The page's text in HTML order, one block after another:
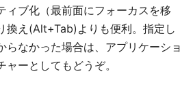
ィブ化（最前面にフォーカスを移
換え(Alt+Tab)よりも便利。指定し
らなかった場合は、アプリケーショ
ーとしてもどうぞ。